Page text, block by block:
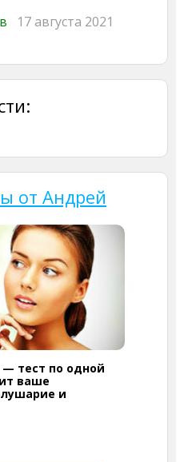
17 августа 2021
от Андрей
тест по одной
ваше
и